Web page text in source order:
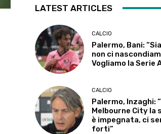
LATEST ARTICLES
CALCIO
Palermo, Bani:
non ci
Vogliamo la Serie
CALCIO
Palermo, Inzaghi:
Melbourne City la
è impegnata, ci
forti”